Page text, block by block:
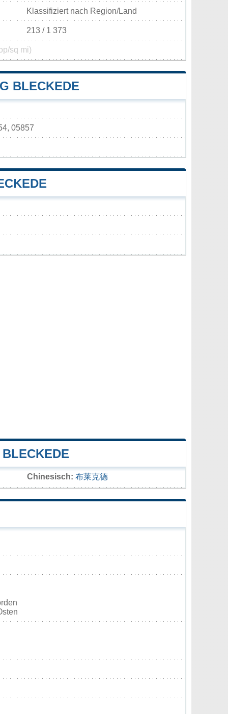
Klassifiziert nach Region/Land
213 / 1 373
sq mi)
BLECKEDE
05857
Chinesisch: 布莱克德